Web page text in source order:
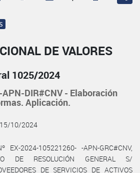
DE VALORES
1025/2024
DIR#CNV - Elaboración
Aplicación.
15/10/2024
EX-2024-105221260- -APN-GRC#CNV,
DE RESOLUCIÓN GENERAL S/
DE SERVICIOS DE ACTIVOS